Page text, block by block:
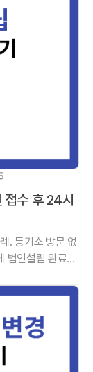
접수 후 24시
. 등기소 방문 없
법인설립 완료한